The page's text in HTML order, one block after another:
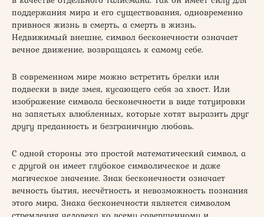
поддержания мира и его существования, одновременно
привнося жизнь в смерть, а смерть в жизнь.
Недвижимый внешне, символ бесконечности означает
вечное движение, возвращаясь к самому себе.
В современном мире можно встретить брелки или
подвески в виде змея, кусающего себя за хвост. Или
изображение символа бесконечности в виде татуировки
на запястьях влюбленных, которые хотят выразить друг
другу преданность и безграничную любовь.
С одной стороны это простой математический символ, а
с другой он имеет глубокое символическое и даже
магическое значение. Знак бесконечности означает
вечность бытия, несчётность и невозможность познания
этого мира. Знака бесконечности является символом